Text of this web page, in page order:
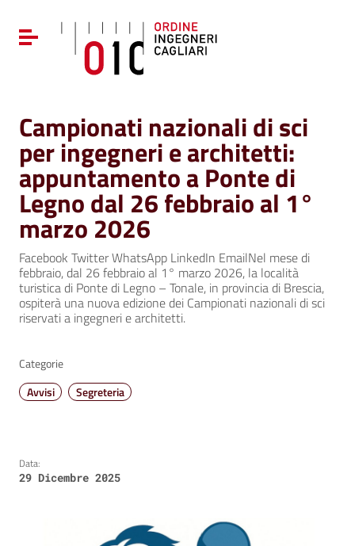
Vai al menu di navigazione
Vai al footer
Attiva / disattiva la navigazione
Campionati nazionali di sci
per ingegneri e architetti:
appuntamento a Ponte di
Legno dal 26 febbraio al 1°
marzo 2026
Facebook Twitter WhatsApp LinkedIn EmailNel mese di
febbraio, dal 26 febbraio al 1° marzo 2026, la località
turistica di Ponte di Legno – Tonale, in provincia di Brescia,
ospiterà una nuova edizione dei Campionati nazionali di sci
riservati a ingegneri e architetti.
Categorie
Avvisi
Segreteria
Data:
29 Dicembre 2025